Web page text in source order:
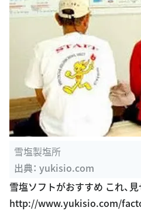
雪塩製塩所
出典： yukisio.com
雪塩ソフトがおすすめ これ、
http://www.yukisio.com/